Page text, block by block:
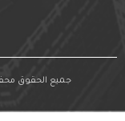
جميع الحقوق